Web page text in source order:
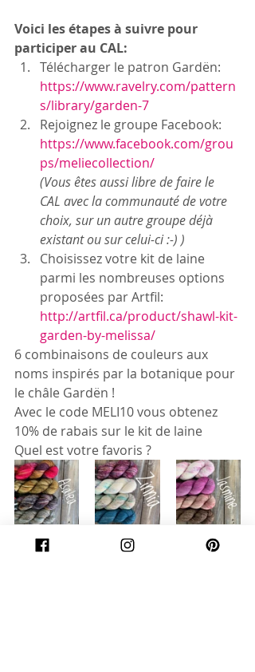
Voici les étapes à suivre pour
participer au CAL:
Télécharger le patron Gardën:
https://www.ravelry.com/pattern
s/library/garden-7
Rejoignez le groupe Facebook:
https://www.facebook.com/grou
ps/meliecollection/
(Vous êtes aussi libre de faire le
CAL avec la communauté de votre
choix, sur un autre groupe déjà
existant ou sur celui-ci :-) )
Choisissez votre kit de laine
parmi les nombreuses options
proposées par Artfil:
http://artfil.ca/product/shawl-kit-
garden-by-melissa/
6 combinaisons de couleurs aux
noms inspirés par la botanique pour
le châle Gardën !
Avec le code MELI10 vous obtenez
10% de rabais sur le kit de laine
Quel est votre favoris ?